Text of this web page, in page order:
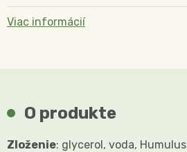
Viac informácií
O produkte
Zloženie: glycerol, voda,